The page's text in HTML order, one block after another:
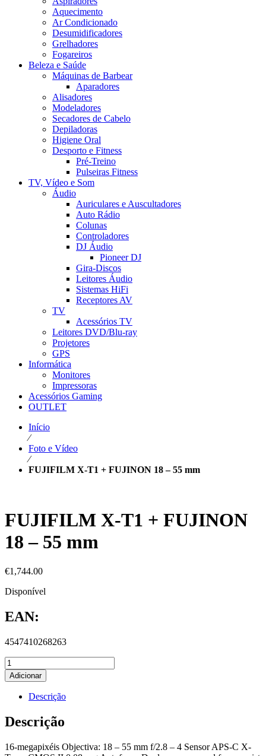
Aquecimento
Ar Condicionado
Desumidificadores
Grelhadores
Fogareiros
Beleza e Saúde
Máquinas de Barbear
Aparadores
Alisadores
Modeladores
Secadores de Cabelo
Depiladoras
Higiene Oral
Desporto e Fitness
Pré-Treino
Pulseiras Fitness
TV, Vídeo e Som
Áudio
Auriculares e Auscultadores
Auto Rádio
Colunas
Controladores
DJ Áudio
Pioneer DJ
Gira-Discos
Leitores Áudio
Sistemas HiFi
Receptores AV
TV
Acessórios TV
Leitores DVD/Blu-ray
Projetores
GPS
Informática
Monitores
Impressoras
Acessórios Gaming
OUTLET
Início
⁄
Foto e Vídeo
⁄
FUJIFILM X-T1 + FUJINON 18 – 55 mm
FUJIFILM X-T1 + FUJINON
18 – 55 mm
€1,744.00
Disponível
EAN:
4547410268263
Adicionar
Descrição
Descrição
16-megapixéis Objectiva: 18 – 55 mm f/2.8 – 4 Sensor APS-C X-